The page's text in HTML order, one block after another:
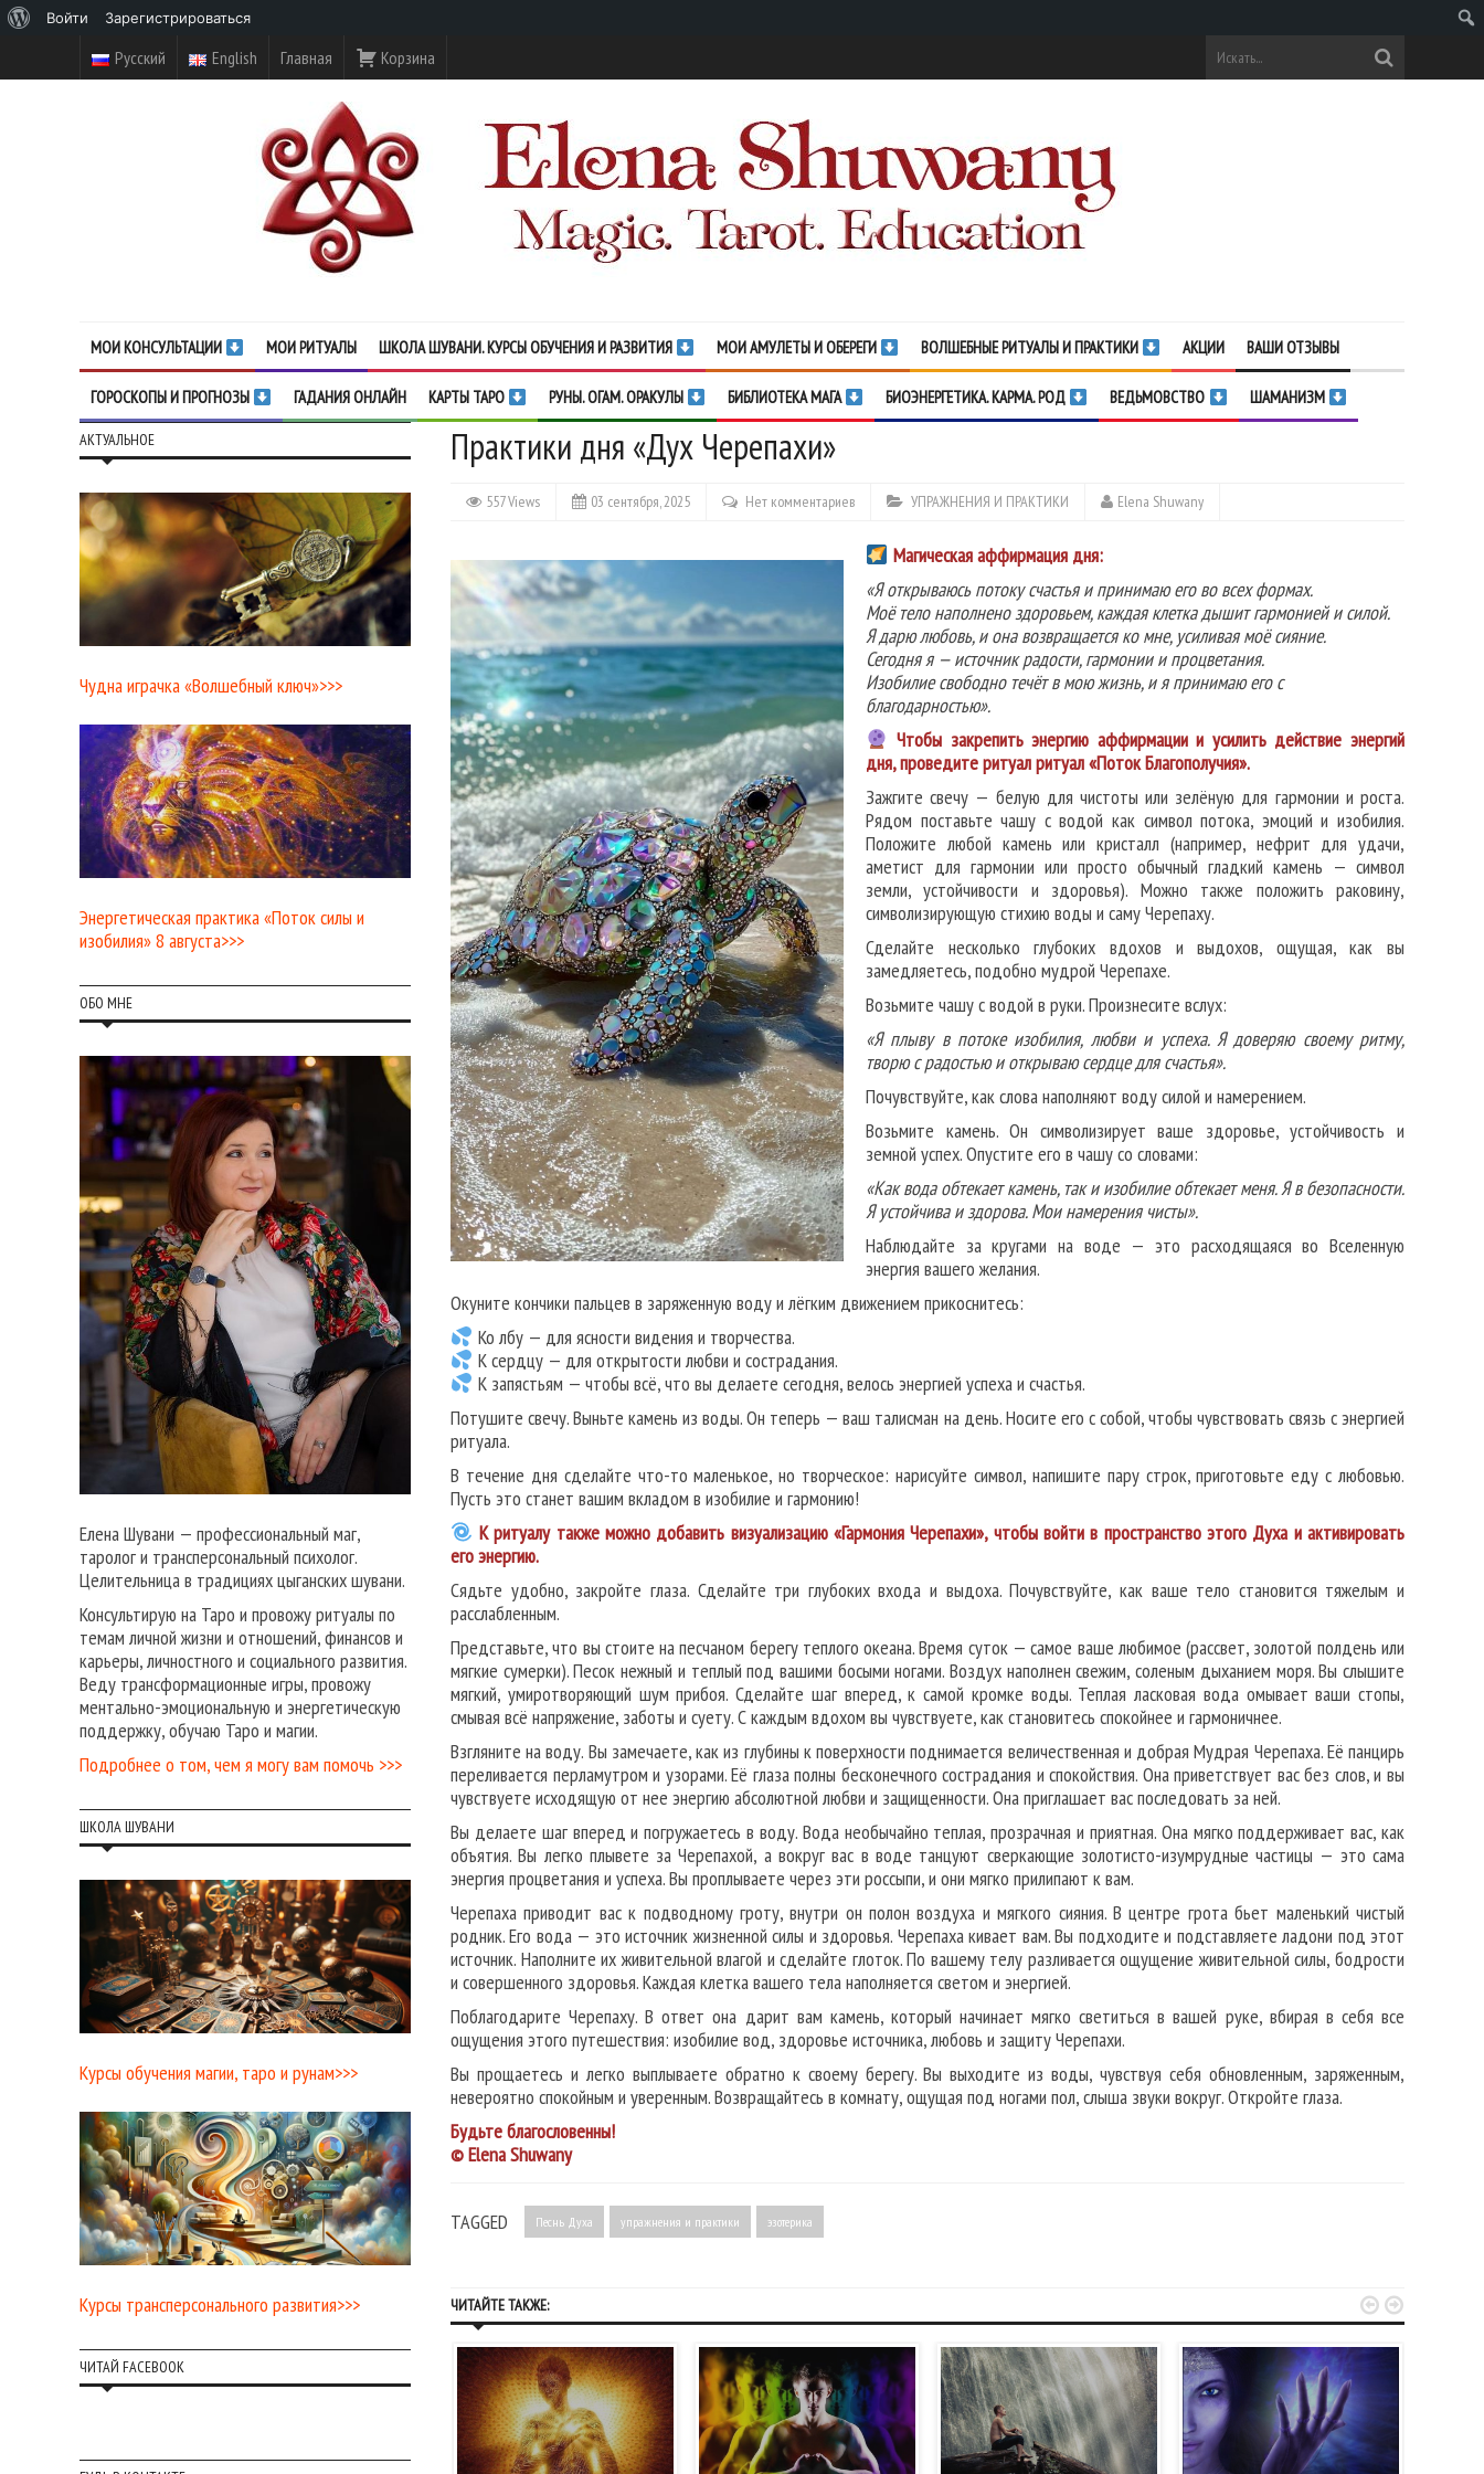
Русский English Главная Корзина
МОИ КОНСУЛЬТАЦИИ МОИ РИТУАЛЫ ШКОЛА ШУВАНИ. КУРСЫ ОБУЧЕНИЯ И РАЗВИТИЯ МОИ АМУЛЕТЫ И ОБЕРЕГИ ВОЛШЕБНЫЕ РИТУАЛЫ И ПРАКТИКИ АКЦИИ ВАШИ ОТЗЫВЫ
ГОРОСКОПЫ И ПРОГНОЗЫ ГАДАНИЯ ОНЛАЙН КАРТЫ ТАРО РУНЫ. ОГАМ. ОРАКУЛЫ БИБЛИОТЕКА МАГА БИОЭНЕРГЕТИКА. КАРМА. РОД ВЕДЬМОВСТВО ШАМАНИЗМ
Практики дня «Дух Черепахи»
557 Views 03 сентября, 2025 Нет комментариев УПРАЖНЕНИЯ И ПРАКТИКИ Elena Shuwany
Магическая аффирмация дня:
«Я открываюсь потоку счастья и принимаю его во всех формах.
Моё тело наполнено здоровьем, каждая клетка дышит гармонией и силой.
Я дарю любовь, и она возвращается ко мне, усиливая моё сияние.
Сегодня я — источник радости, гармонии и процветания.
Изобилие свободно течёт в мою жизнь, и я принимаю его с
благодарностью».
Чтобы закрепить энергию аффирмации и усилить действие энергий
дня, проведите ритуал ритуал «Поток Благополучия».
Зажгите свечу — белую для чистоты или зелёную для гармонии и роста.
Рядом поставьте чашу с водой как символ потока, эмоций и изобилия.
Положите любой камень или кристалл (например, нефрит для удачи,
аметист для гармонии или просто обычный гладкий камень — символ
земли, устойчивости и здоровья). Можно также положить раковину,
символизирующую стихию воды и саму Черепаху.
Сделайте несколько глубоких вдохов и выдохов, ощущая, как вы
замедляетесь, подобно мудрой Черепахе.
Возьмите чашу с водой в руки. Произнесите вслух:
«Я плыву в потоке изобилия, любви и успеха. Я доверяю своему ритму,
творю с радостью и открываю сердце для счастья».
Почувствуйте, как слова наполняют воду силой и намерением.
Возьмите камень. Он символизирует ваше здоровье, устойчивость и
земной успех. Опустите его в чашу со словами:
«Как вода обтекает камень, так и изобилие обтекает меня. Я в безопасности.
Я устойчива и здорова. Мои намерения чисты».
Наблюдайте за кругами на воде — это расходящаяся во Вселенную
энергия вашего желания.
Окуните кончики пальцев в заряженную воду и лёгким движением прикоснитесь:
Ко лбу — для ясности видения и творчества.
К сердцу — для открытости любви и сострадания.
К запястьям — чтобы всё, что вы делаете сегодня, велось энергией успеха и счастья.
Потушите свечу. Выньте камень из воды. Он теперь — ваш талисман на день. Носите его с собой, чтобы чувствовать связь с энергией
ритуала.
В течение дня сделайте что-то маленькое, но творческое: нарисуйте символ, напишите пару строк, приготовьте еду с любовью.
Пусть это станет вашим вкладом в изобилие и гармонию!
К ритуалу также можно добавить визуализацию «Гармония Черепахи», чтобы войти в пространство этого Духа и активировать
его энергию.
Сядьте удобно, закройте глаза. Сделайте три глубоких входа и выдоха. Почувствуйте, как ваше тело становится тяжелым и
расслабленным.
Представьте, что вы стоите на песчаном берегу теплого океана. Время суток — самое ваше любимое (рассвет, золотой полдень или
мягкие сумерки). Песок нежный и теплый под вашими босыми ногами. Воздух наполнен свежим, соленым дыханием моря. Вы слышите
мягкий, умиротворяющий шум прибоя. Сделайте шаг вперед, к самой кромке воды. Теплая ласковая вода омывает ваши стопы,
смывая всё напряжение, заботы и суету. С каждым вдохом вы чувствуете, как становитесь спокойнее и гармоничнее.
Взгляните на воду. Вы замечаете, как из глубины к поверхности поднимается величественная и добрая Мудрая Черепаха. Её панцирь
переливается перламутром и узорами. Её глаза полны бесконечного сострадания и спокойствия. Она приветствует вас без слов, и вы
чувствуете исходящую от нее энергию абсолютной любви и защищенности. Она приглашает вас последовать за ней.
Вы делаете шаг вперед и погружаетесь в воду. Вода необычайно теплая, прозрачная и приятная. Она мягко поддерживает вас, как
объятия. Вы легко плывете за Черепахой, а вокруг вас в воде танцуют сверкающие золотисто-изумрудные частицы — это сама
энергия процветания и успеха. Вы проплываете через эти россыпи, и они мягко прилипают к вам.
Черепаха приводит вас к подводному гроту, внутри он полон воздуха и мягкого сияния. В центре грота бьет маленький чистый
родник. Его вода — это источник жизненной силы и здоровья. Черепаха кивает вам. Вы подходите и подставляете ладони под этот
источник. Наполните их живительной влагой и сделайте глоток. По вашему телу разливается ощущение живительной силы, бодрости
и совершенного здоровья. Каждая клетка вашего тела наполняется светом и энергией.
Поблагодарите Черепаху. В ответ она дарит вам камень, который начинает мягко светиться в вашей руке, вбирая в себя все
ощущения этого путешествия: изобилие вод, здоровье источника, любовь и защиту Черепахи.
Вы прощаетесь и легко выплываете обратно к своему берегу. Вы выходите из воды, чувствуя себя обновленным, заряженным,
невероятно спокойным и уверенным. Возвращайтесь в комнату, ощущая под ногами пол, слыша звуки вокруг. Откройте глаза.
Будьте благословенны!
© Elena Shuwany
TAGGED Песнь Духа упражнения и практики эзотерика
ЧИТАЙТЕ ТАКЖЕ:  
АКТУАЛЬНОЕ
Чудна играчка «Волшебный ключ»>>>
Энергетическая практика «Поток силы и
изобилия» 8 августа>>>
ОБО МНЕ
Елена Шувани — профессиональный маг,
таролог и трансперсональный психолог.
Целительница в традициях цыганских шувани.
Консультирую на Таро и провожу ритуалы по
темам личной жизни и отношений, финансов и
карьеры, личностного и социального развития.
Веду трансформационные игры, провожу
ментально-эмоциональную и энергетическую
поддержку, обучаю Таро и магии.
Подробнее о том, чем я могу вам помочь >>>
ШКОЛА ШУВАНИ
Курсы обучения магии, таро и рунам>>>
Курсы трансперсонального развития>>>
ЧИТАЙ FACEBOOK
WordPress
Войти Зарегистрироваться